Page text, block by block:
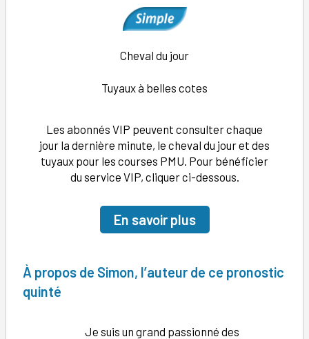
Cheval du jour
Tuyaux à belles cotes
Les abonnés VIP peuvent consulter chaque
jour la dernière minute, le cheval du jour et des
tuyaux pour les courses PMU. Pour bénéficier
du service VIP, cliquer ci-dessous.
En savoir plus
À propos de Simon, l’auteur de ce pronostic
quinté
Je suis un grand passionné des